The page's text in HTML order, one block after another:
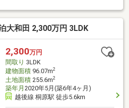
きますので来客時も安心です。
大和田 2,300万円 3LDK
2,300万円
間取り 3LDK
建物面積96.07m2
土地面積255.6m2
築年月 2020年5月(築6年4ヶ月)
越後線 桐原駅 徒歩5.6km